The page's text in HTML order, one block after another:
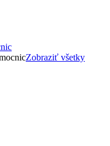
Zobraziť všetky